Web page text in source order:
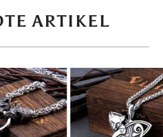
ARTIKEL